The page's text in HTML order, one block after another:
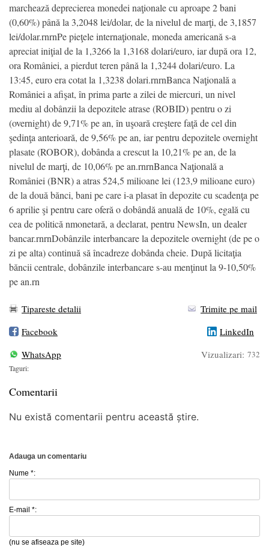
marchează deprecierea monedei naţionale cu aproape 2 bani
(0,60%) până la 3,2048 lei/dolar, de la nivelul de marţi, de 3,1857
lei/dolar.rnrnPe pieţele internaţionale, moneda americană s-a
apreciat iniţial de la 1,3266 la 1,3168 dolari/euro, iar după ora 12,
ora României, a pierdut teren până la 1,3244 dolari/euro. La
13:45, euro era cotat la 1,3238 dolari.rnrnBanca Naţională a
României a afişat, în prima parte a zilei de miercuri, un nivel
mediu al dobânzii la depozitele atrase (ROBID) pentru o zi
(overnight) de 9,71% pe an, în uşoară creştere faţă de cel din
şedinţa anterioară, de 9,56% pe an, iar pentru depozitele overnight
plasate (ROBOR), dobânda a crescut la 10,21% pe an, de la
nivelul de marţi, de 10,06% pe an.rnrnBanca Naţională a
României (BNR) a atras 524,5 milioane lei (123,9 milioane euro)
de la două bănci, bani pe care i-a plasat în depozite cu scadenţa pe
6 aprilie şi pentru care oferă o dobândă anuală de 10%, egală cu
cea de politică nmonetară, a declarat, pentru NewsIn, un dealer
bancar.rnrnDobânzile interbancare la depozitele overnight (de pe o
zi pe alta) continuă să încadreze dobânda cheie. După licitaţia
băncii centrale, dobânzile interbancare s-au menţinut la 9-10,50%
pe an.rn
Tipareste detalii
Trimite pe mail
Facebook
LinkedIn
WhatsApp
Vizualizari: 732
Taguri:
Comentarii
Nu există comentarii pentru această știre.
Adauga un comentariu
Nume *:
E-mail *:
(nu se afiseaza pe site)